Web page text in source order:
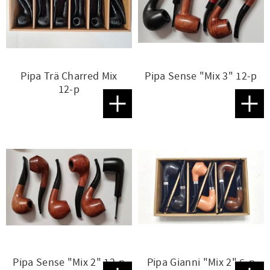
Pipa Trä Charred Mix
12-p
Lägg till i favoriter
Pipa Sense "Mix 3" 12-p
Pipa Sense "Mix 2" 12-p Pipa Gianni "Mix 2" 6-p